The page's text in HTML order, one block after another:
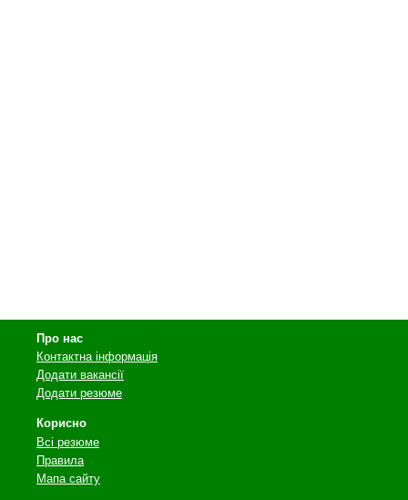
Про нас
Контактна інформація
Додати вакансії
Додати резюме
Корисно
Всі резюме
Правила
Мапа сайту